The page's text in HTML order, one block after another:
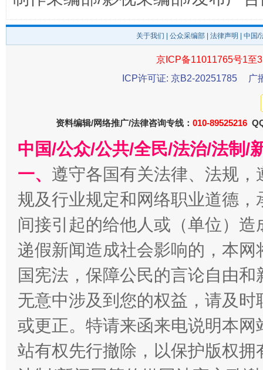
千年窑火 生生不息 一
关于我们 公众采编部 法律声明 | 中国
京ICP备11011765号1至
ICP许可证: 京B2-20251785
广
资料编辑/网络推广/法律咨询专线： 010-89525216
中国/公众/公共/全民/法治/法制/
一、 遵守各国有关法律、法规
规及行业规定和网络职业道德
间接引起的给他人或（单位）
递假新闻造成社会影响的，本
国宪法，保障公民的言论自由
无意中涉及到您的权益，请及
或更正。特请来函来电说明本
站有权先行撤除，以保护版权